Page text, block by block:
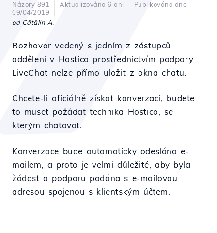
Názory 891 Aktualizováno 6 ani
Publikováno dne
09/04/2019
od Cătălin A.
Rozhovor vedený s jedním z zástupců
oddělení v Hostico prostřednictvím podpory
LiveChat nelze přímo uložit z okna chatu.
Chcete-li oficiálně získat konverzaci, budete
to muset požádat technika Hostico, se
kterým chatovat.
Konverzace bude automaticky odeslána e-
mailem, a proto je velmi důležité, aby byla
žádost o podporu podána s e-mailovou
adresou spojenou s klientským účtem.